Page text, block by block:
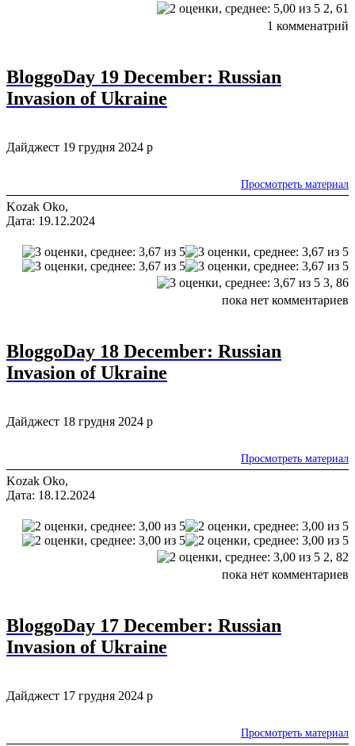
2, 61
1 комменатрий
BloggoDay 19 December: Russian
Invasion of Ukraine
Дайджест 19 грудня 2024 р
Просмотреть материал
Kozak Oko,
Дата: 19.12.2024
3, 86
пока нет комментариев
BloggoDay 18 December: Russian
Invasion of Ukraine
Дайджест 18 грудня 2024 р
Просмотреть материал
Kozak Oko,
Дата: 18.12.2024
2, 82
пока нет комментариев
BloggoDay 17 December: Russian
Invasion of Ukraine
Дайджест 17 грудня 2024 р
Просмотреть материал